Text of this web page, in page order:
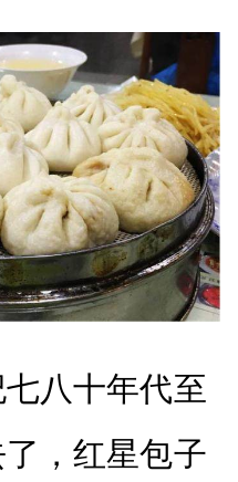
八十年代至
，红星包子